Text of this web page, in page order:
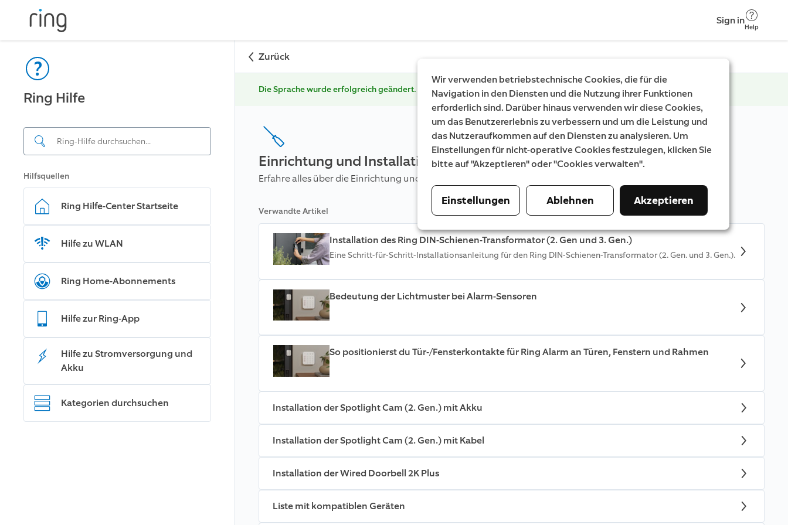
Sign in
Help
Ring Hilfe
Hilfsquellen
Ring Hilfe-Center Startseite
Hilfe zu WLAN
Ring Home-Abonnements
Hilfe zur Ring-App
Hilfe zu Stromversorgung und
Akku
Kategorien durchsuchen
Zurück
Die Sprache wurde erfolgreich geändert.
Einrichtung und Installation
Erfahre alles über die Einrichtung und physische Installation deiner Ring-Geräte.
Verwandte Artikel
Installation des Ring DIN-Schienen-Transformator (2. Gen und 3. Gen.)
Eine Schritt-für-Schritt-Installationsanleitung für den Ring DIN-Schienen-Transformator (2. Gen. und 3. Gen.).
Bedeutung der Lichtmuster bei Alarm-Sensoren
So positionierst du Tür-/Fensterkontakte für Ring Alarm an Türen, Fenstern und Rahmen
Installation der Spotlight Cam (2. Gen.) mit Akku
Installation der Spotlight Cam (2. Gen.) mit Kabel
Installation der Wired Doorbell 2K Plus
Liste mit kompatiblen Geräten
Wir verwenden betriebstechnische Cookies, die für die
Navigation in den Diensten und die Nutzung ihrer Funktionen
erforderlich sind. Darüber hinaus verwenden wir diese Cookies,
um das Benutzererlebnis zu verbessern und um die Leistung und
das Nutzeraufkommen auf den Diensten zu analysieren. Um
Einstellungen für nicht-operative Cookies festzulegen, klicken Sie
bitte auf "Akzeptieren" oder "Cookies verwalten".
Einstellungen Ablehnen Akzeptieren